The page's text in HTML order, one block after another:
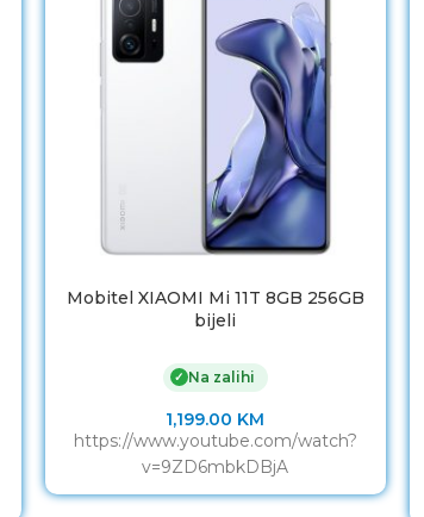
Mobitel XIAOMI Mi 11T 8GB 256GB
bijeli
✓ Na zalihi
1,199.00 KM
https://www.youtube.com/watch?
v=9ZD6mbkDBjA